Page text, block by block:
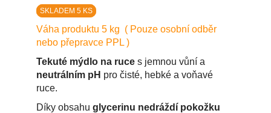
SKLADEM 5 KS
Váha produktu 5 kg ( Pouze osobní odběr
nebo přepravce PPL )
Tekuté mýdlo na ruce s jemnou vůní a
neutrálním pH pro čisté, hebké a voňavé
ruce.
Díky obsahu glycerinu nedráždí pokožku